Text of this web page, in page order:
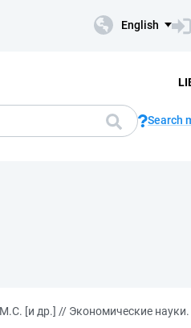
English
Search
[и др.] // Экономические науки.